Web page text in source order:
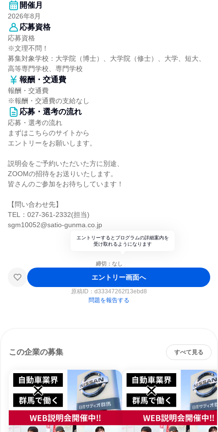
開催月
2026年8月
応募資格
応募資格
※文理不問！
募集対象学校：大学院（博士）、大学院（修士）、大学、短大、
高等専門学校、専門学校
報酬・交通費
報酬・交通費
※報酬・交通費の支給なし
応募・選考の流れ
応募・選考の流れ
まずはこちらのサイトから
エントリーをお願いします。
説明会をご予約いただいた方に別途、
ZOOMの招待をお送りいたします。
皆さんのご参加をお待ちしています！
【問い合わせ先】
TEL：027-361-2332(担当)
sgm10052@satio-gunma.co.jp
エントリーするとプログラムの詳細案内を
受け取れるようになります
締切：なし
エントリー画面へ
原稿ID： d33347262f13ebd8
問題を報告する
この企業の募集 すべて見る